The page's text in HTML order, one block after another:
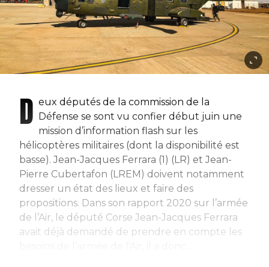
D eux députés de la commission de la
Défense se sont vu confier début juin une
mission d’information flash sur les
hélicoptères militaires (dont la disponibilité est
basse). Jean-Jacques Ferrara (1) (LR) et Jean-
Pierre Cubertafon (LREM) doivent notamment
dresser un état des lieux et faire des
propositions. Dans son rapport 2020 sur l’armée
de l’Air, le député Corse Jean-Jacques Ferrara
avait déjà demandé de prendre en compte les